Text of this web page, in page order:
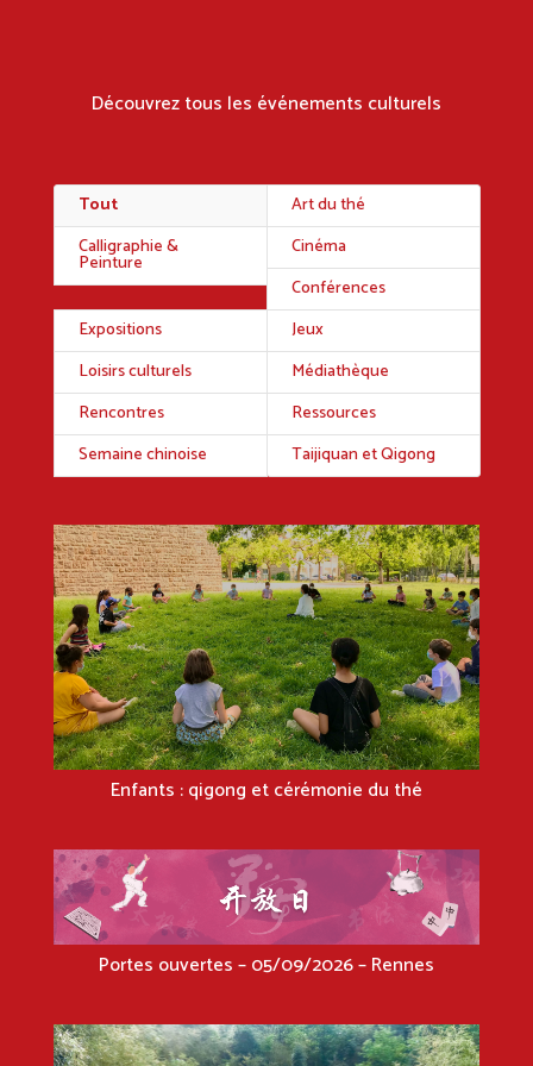
Découvrez tous les événements culturels
Tout
Art du thé
Calligraphie &
Peinture
Cinéma
Conférences
Expositions
Jeux
Loisirs culturels
Médiathèque
Rencontres
Ressources
Semaine chinoise
Taijiquan et Qigong
Enfants : qigong et cérémonie du thé
Portes ouvertes – 05/09/2026 – Rennes